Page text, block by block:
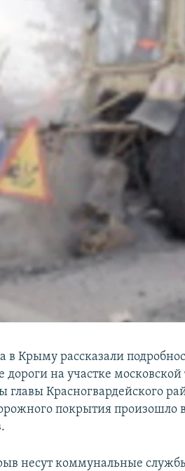
в Крыму рассказали
на участке московской
Красногвардейского
покрытия произошло в
несут коммунальные